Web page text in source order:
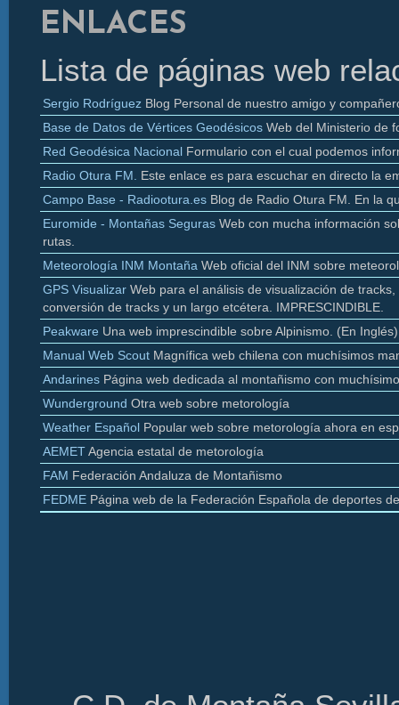
ENLACES
Lista de páginas web
Sergio Rodríguez Blog Personal de nuestro amigo y
Base de Datos de Vértices Geodésicos Web del Ministerio de
Red Geodésica Nacional Formulario con el cual podemos
Radio Otura FM.
Este enlace es para escuchar en directo la
Campo Base - Radiootura.es Blog de Radio Otura FM. En la
Euromide - Montañas Seguras Web con mucha información
rutas.
Meteorología INM Montaña Web oficial del INM sobre
GPS Visualizar Web para el análisis de visualización de tracks
conversión de tracks y un largo etcétera. IMPRESCINDIBLE.
Peakware Una web imprescindible sobre Alpinismo. (En Inglés)
Manual Web Scout Magnífica web chilena con muchísimos
Andarines Página web dedicada al montañismo con
Wunderground Otra web sobre metorología
Weather Español Popular web sobre metorología ahora en
AEMETAgencia estatal de metorología
FAM Federación Andaluza de Montañismo
FEDME Página web de la Federación Española de deportes